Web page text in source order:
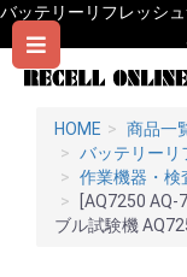
バッテリーリフレッシ
HOME
商品一
バッテリーリ
作業機器・検
[AQ7250 AQ-
ブル試験機